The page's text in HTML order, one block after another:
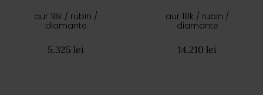
aur 18k / rubin /
diamante
5.325 lei
aur 18k / rubin /
diamante
14.210 lei